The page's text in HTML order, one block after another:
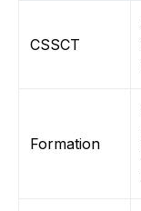
CSSCT
Formation